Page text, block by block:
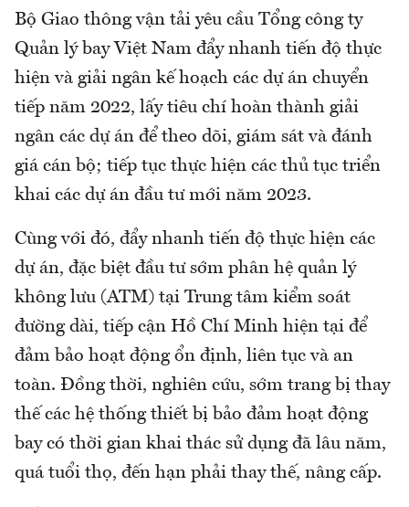
Bộ Giao thông vận tải yêu cầu Tổng công ty
Quản lý bay Việt Nam đẩy nhanh tiến độ thực
hiện và giải ngân kế hoạch các dự án chuyển
tiếp năm 2022, lấy tiêu chí hoàn thành giải
ngân các dự án để theo dõi, giám sát và đánh
giá cán bộ; tiếp tục thực hiện các thủ tục triển
khai các dự án đầu tư mới năm 2023.
Cùng với đó, đẩy nhanh tiến độ thực hiện các
dự án, đặc biệt đầu tư sớm phân hệ quản lý
không lưu (ATM) tại Trung tâm kiểm soát
đường dài, tiếp cận Hồ Chí Minh hiện tại để
đảm bảo hoạt động ổn định, liên tục và an
toàn. Đồng thời, nghiên cứu, sớm trang bị thay
thế các hệ thống thiết bị bảo đảm hoạt động
bay có thời gian khai thác sử dụng đã lâu năm,
quá tuổi thọ, đến hạn phải thay thế, nâng cấp.